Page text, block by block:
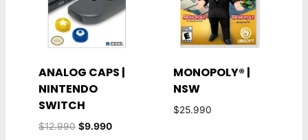
ANALOG CAPS |
NINTENDO
SWITCH
$12.990 El
$9.990El
MONOPOLY® |
NSW
$25.990